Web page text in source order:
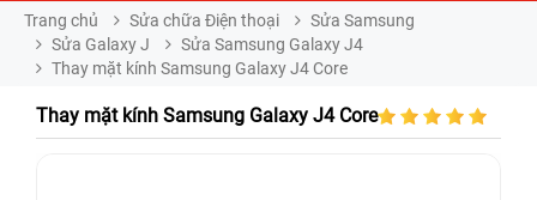
Trang chủ Sửa chữa Điện thoại
Sửa Samsung
Sửa Galaxy J
Sửa Samsung Galaxy J4
Thay mặt kính Samsung Galaxy J4 Core
Thay mặt kính Samsung Galaxy J4 Core